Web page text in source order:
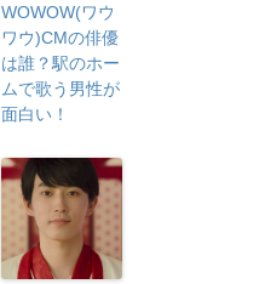
WOWOW(ワウ
ワウ)CMの俳優
は誰？駅のホー
ムで歌う男性が
面白い！